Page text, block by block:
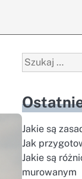
Szukaj:
Jakie są
Jak
Jakie są
murowanym